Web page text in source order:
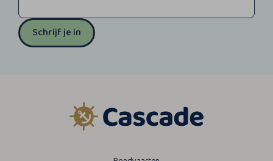
Schrijf je in